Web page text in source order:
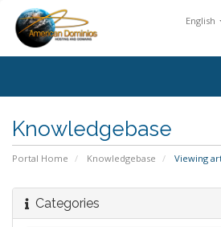
English
Knowledgebase
Portal Home Knowledgebase Viewing
Categories